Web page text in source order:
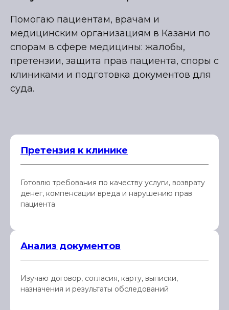
Помогаю пациентам, врачам и
медицинским организациям в Казани по
спорам в сфере медицины: жалобы,
претензии, защита прав пациента, споры с
клиниками и подготовка документов для
суда.
Претензия к клинике
Готовлю требования по качеству услуги, возврату
денег, компенсации вреда и нарушению прав
пациента
Анализ документов
Изучаю договор, согласия, карту, выписки,
назначения и результаты обследований